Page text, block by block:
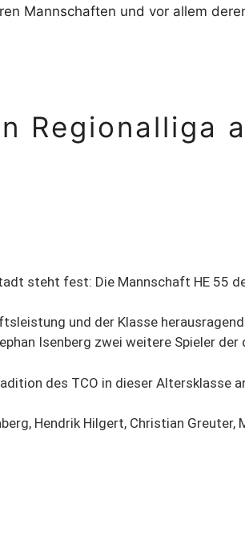
Mannschaften und vor allem
Regionalliga
steht fest: Die Mannschaft HE 55
und der Klasse
Isenberg zwei weitere Spieler
des TCO in dieser Altersklasse
Hendrik Hilgert, Christian